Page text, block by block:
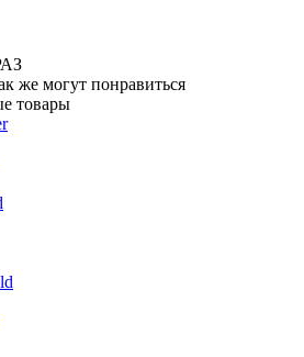
же могут понравиться
товары